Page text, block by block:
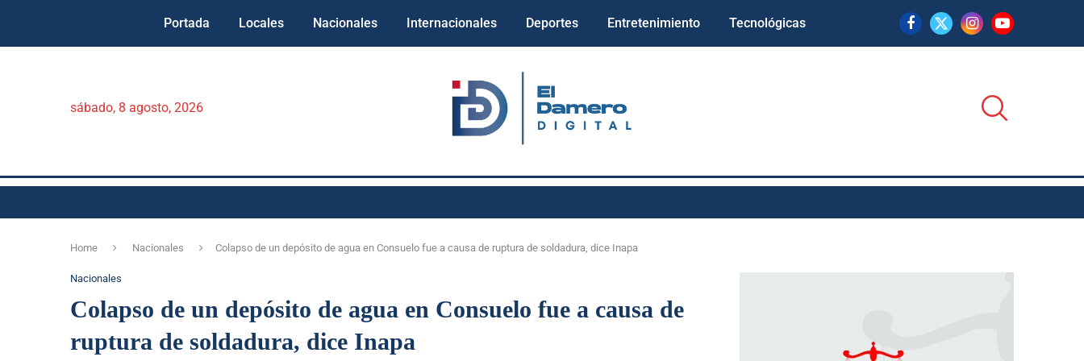
Portada Locales Nacionales Internacionales Deportes Entretenimiento Tecnológicas
sábado, 8 agosto, 2026
Home Nacionales Colapso de un depósito de agua en Consuelo fue a causa de ruptura de soldadura, dice Inapa
Nacionales
Colapso de un depósito de agua en Consuelo fue a causa de
ruptura de soldadura, dice Inapa